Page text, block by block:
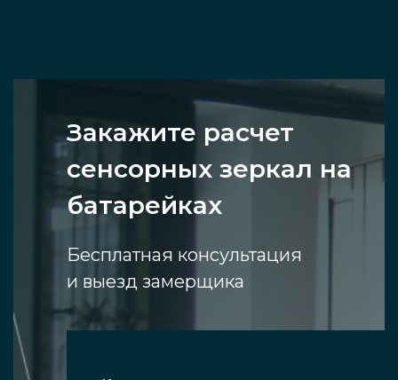
Закажите расчет
сенсорных зеркал на
батарейках
Бесплатная консультация
и выезд замерщика